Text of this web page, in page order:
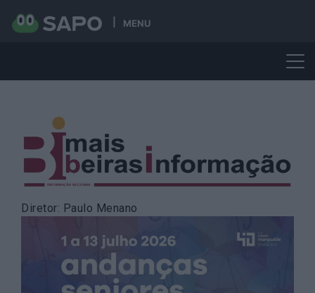
MENU
content
Diretor: Paulo Menano